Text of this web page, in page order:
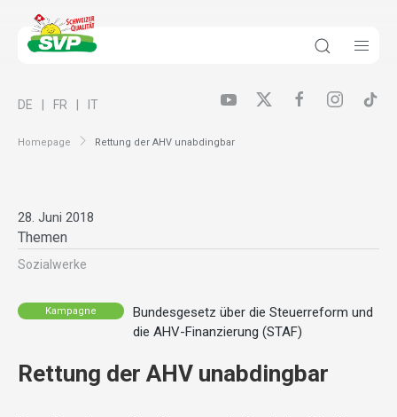
Homepage Rettung der AHV unabdingbar
DE FR IT
28. Juni 2018
Themen
Sozialwerke
Kampagne
Bundesgesetz über die Steuerreform und
die AHV-Finanzierung (STAF)
Rettung der AHV unabdingbar